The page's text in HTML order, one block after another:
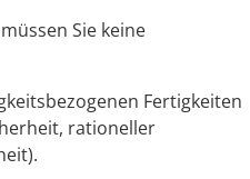
Sie keine
enen Fertigkeiten
rheit, rationeller